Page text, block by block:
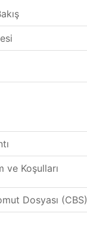
ve Koşulları
Dosyası (CBS)